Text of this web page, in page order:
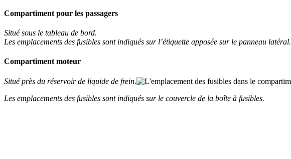
Compartiment pour les passagers
Situé sous le tableau de bord.
Les emplacements des fusibles sont indiqués sur l’étiquette apposée sur le panneau latéral.
Compartiment moteur
Situé près du réservoir de liquide de frein.
Les emplacements des fusibles sont indiqués sur le couvercle de la boîte à fusibles.